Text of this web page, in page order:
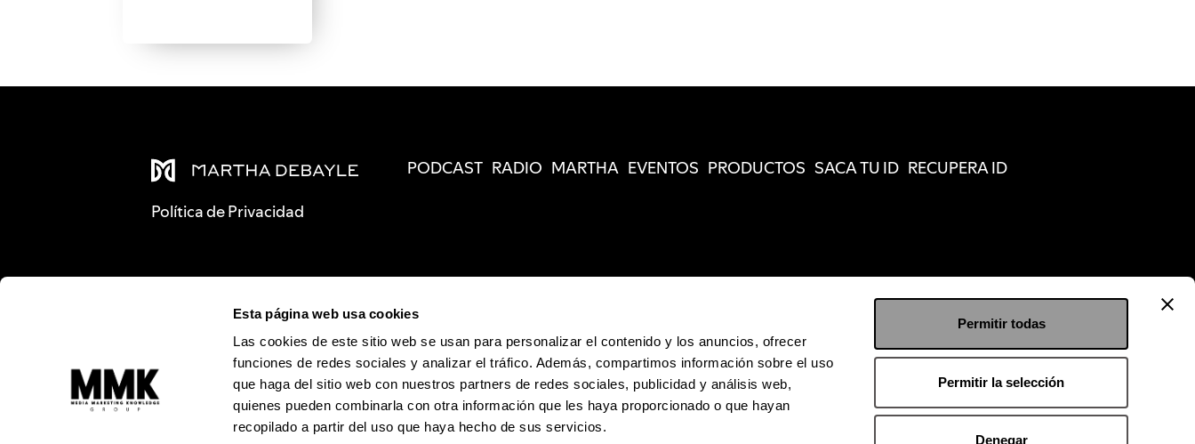
Esta página web usa cookies
Las cookies de este sitio web se usan para personalizar el contenido y los anuncios, ofrecer
funciones de redes sociales y analizar el tráfico. Además, compartimos información sobre el uso
que haga del sitio web con nuestros partners de redes sociales, publicidad y análisis web,
quienes pueden combinarla con otra información que les haya proporcionado o que hayan
recopilado a partir del uso que haya hecho de sus servicios.
Permitir todas
Permitir la selección
Denegar
Política de Privacidad
PODCAST RADIO MARTHA EVENTOS PRODUCTOS SACA TU ID RECUPERA ID